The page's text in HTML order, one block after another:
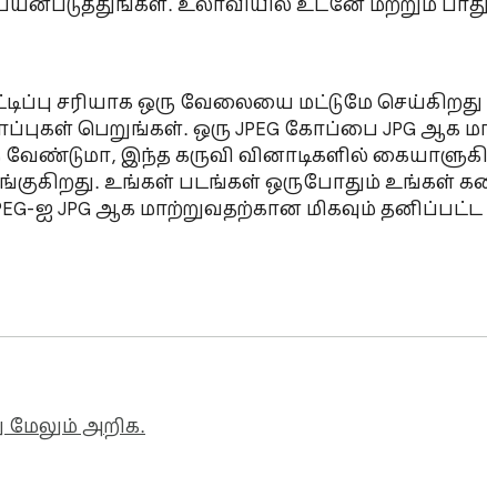
பயன்படுத்துங்கள். உலாவியில் உடனே மற்றும்
சரியாக ஒரு வேலையை மட்டுமே
பெறுங்கள். ஒரு JPEG கோப்பை JPG ஆக
இந்த கருவி வினாடிகளில்
உங்கள் படங்கள் ஒருபோதும் உங்கள்
ஐ JPG ஆக மாற்றுவதற்கான மிகவும் தனிப்பட்ட
தேர்ந்தெடுத்து ஒரு கிளிக்கில்
இணைய இணைப்பும் இல்லாமல் இயங்குகிறது
அளவு எதுவாக இருந்தாலும் JPEG
இருக்கும்; இந்த .JPEG to .JPG மாற்றி
மேலும் அறிக.